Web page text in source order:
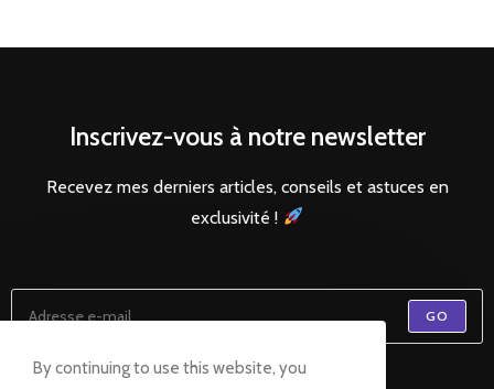
Inscrivez-vous à notre newsletter
Recevez mes derniers articles, conseils et astuces en
exclusivité !
GO
By continuing to use this website, you